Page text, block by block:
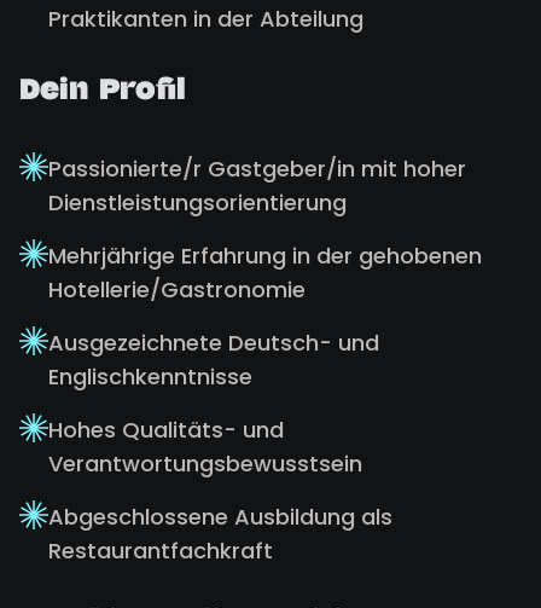
Praktikanten in der Abteilung
Dein Profil
Passionierte/r Gastgeber/in mit hoher
Dienstleistungsorientierung
Mehrjährige Erfahrung in der gehobenen
Hotellerie/Gastronomie
Ausgezeichnete Deutsch- und
Englischkenntnisse
Hohes Qualitäts- und
Verantwortungsbewusstsein
Abgeschlossene Ausbildung als
Restaurantfachkraft